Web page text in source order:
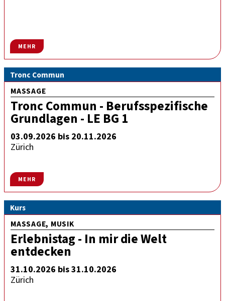
MEHR
Tronc Commun
MASSAGE
Tronc Commun - Berufsspezifische
Grundlagen - LE BG 1
03.09.2026 bis 20.11.2026
Zürich
MEHR
Kurs
MASSAGE, MUSIK
Erlebnistag - In mir die Welt
entdecken
31.10.2026 bis 31.10.2026
Zürich